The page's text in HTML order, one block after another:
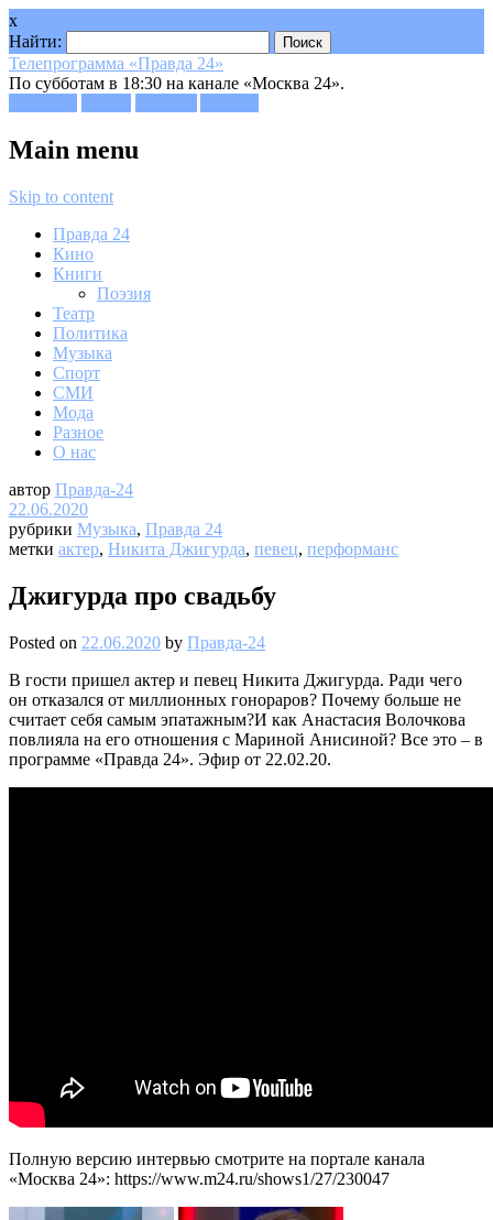
x
Найти:
Телепрограмма «Правда 24»
По субботам в 18:30 на канале «Москва 24».
Main menu
Skip to content
Правда 24
Кино
Книги
Поэзия
Театр
Политика
Музыка
Спорт
СМИ
Мода
Разное
О нас
автор Правда-24
22.06.2020
рубрики Музыка, Правда 24
метки актер, Никита Джигурда, певец, перформанс
Джигурда про свадьбу
Posted on 22.06.2020 by Правда-24
В гости пришел актер и певец Никита Джигурда. Ради чего
он отказался от миллионных гонораров? Почему больше не
считает себя самым эпатажным?И как Анастасия Волочкова
повлияла на его отношения с Мариной Анисиной? Все это – в
программе «Правда 24». Эфир от 22.02.20.
Полную версию интервью смотрите на портале канала
«Москва 24»: https://www.m24.ru/shows1/27/230047